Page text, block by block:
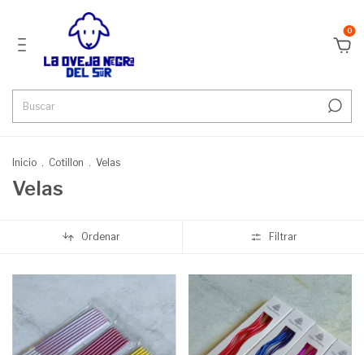
0
Inicio . Cotillon . Velas
Velas
Ordenar Filtrar